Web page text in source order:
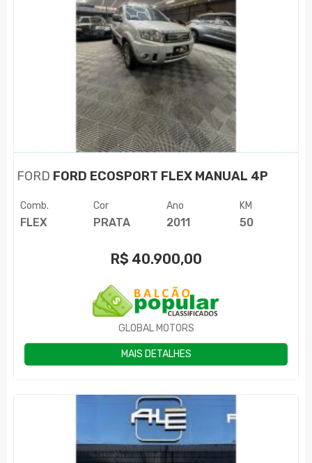
FORD FORD ECOSPORT FLEX MANUAL 4P
Comb.
FLEX
Cor
PRATA
Ano
2011
KM
50
R$ 40.900,00
GLOBAL MOTORS
MAIS DETALHES